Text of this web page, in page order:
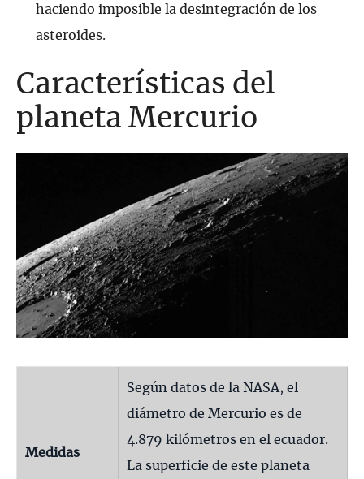
haciendo imposible la desintegración de los
asteroides.
Características del
planeta Mercurio
Medidas
Según datos de la NASA, el
diámetro de Mercurio es de
4.879 kilómetros en el ecuador.
La superficie de este planeta